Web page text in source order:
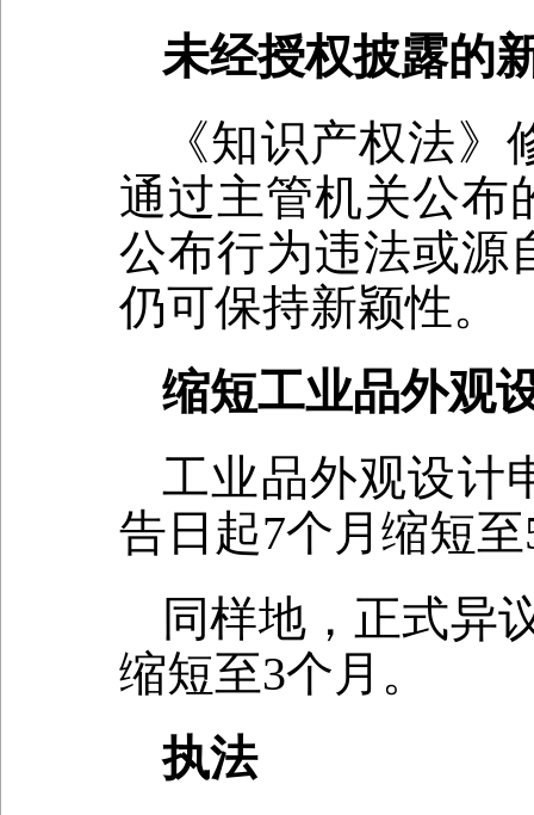
未经授权披露的
《知识产权法
通过主管机关公布
公布行为违法或源
仍可保持新颖性。
缩短工业品外观
工业品外观设计
告日起7个月缩短
同样地，正式异
缩短至3个月。
执法